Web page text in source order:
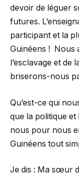
devoir de léguer
futures.
participant et la
Guinéens ! Nous
l’esclavage et de
briserons-nous
Qu’est-ce qui
que la politique
nous pour nous
Guinéens tout
Je dis : Ma sœur